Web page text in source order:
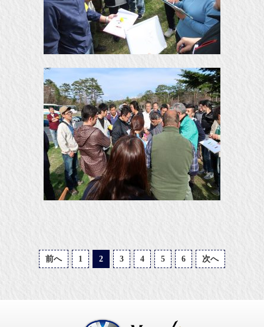
前へ 1 2 3 4 5 6 次へ